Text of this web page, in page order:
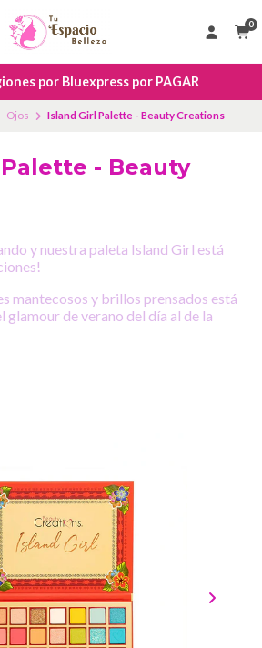
0
por Bluexpress por PAGAR
Ojos Island Girl Palette - Beauty Creations
- Beauty
y nuestra paleta Island Girl está
mantecosos y brillos prensados ​​está
glamour de verano del día al de la